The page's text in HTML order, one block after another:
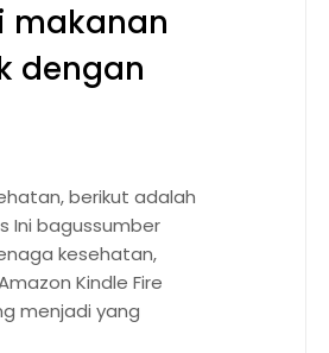
makanan
dengan
berikut adalah
Ini bagussumber
kesehatan,
Kindle Fire
menjadi yang